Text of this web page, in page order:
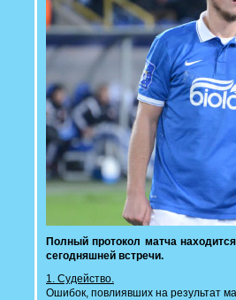
Полный протокол матча
сегодняшней встречи.
1. Судейство.
Ошибок, повлиявших на результат